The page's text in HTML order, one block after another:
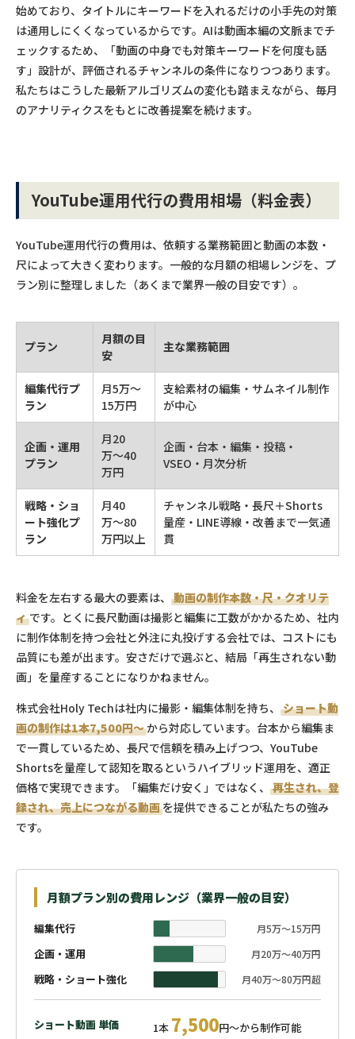
始めており、タイトルにキーワードを入れるだけの小手先の対策
は通用しにくくなっているからです。AIは動画本編の文脈までチ
ェックするため、「動画の中身でも対策キーワードを何度も話
す」設計が、評価されるチャンネルの条件になりつつあります。
私たちはこうした最新アルゴリズムの変化も踏まえながら、毎月
のアナリティクスをもとに改善提案を続けます。
YouTube運用代行の費用相場（料金表）
YouTube運用代行の費用は、依頼する業務範囲と動画の本数・
尺によって大きく変わります。一般的な月額の相場レンジを、プ
ラン別に整理しました（あくまで業界一般の目安です）。
プラン
月額の目
安
主な業務範囲
編集代行プ
ラン
月5万〜
15万円
支給素材の編集・サムネイル制作
が中心
企画・運用
プラン
月20
万〜40
万円
企画・台本・編集・投稿・
VSEO・月次分析
戦略・ショ
ート強化プ
ラン
月40
万〜80
万円以上
チャンネル戦略・長尺＋Shorts
量産・LINE導線・改善まで一気通
貫
料金を左右する最大の要素は、 動画の制作本数・尺・クオリテ
ィ です。とくに長尺動画は撮影と編集に工数がかかるため、社内
に制作体制を持つ会社と外注に丸投げする会社では、コストにも
品質にも差が出ます。安さだけで選ぶと、結局「再生されない動
画」を量産することになりかねません。
株式会社Holy Techは社内に撮影・編集体制を持ち、 ショート動
画の制作は1本7,500円〜から対応しています。台本から編集ま
で一貫しているため、長尺で信頼を積み上げつつ、YouTube
Shortsを量産して認知を取るというハイブリッド運用を、適正
価格で実現できます。「編集だけ安く」ではなく、 再生され、登
録され、売上につながる動画 を提供できることが私たちの強み
です。
月額プラン別の費用レンジ（業界一般の目安）
編集代行 月5万〜15万円
企画・運用 月20万〜40万円
戦略・ショート強化 月40万〜80万円超
ショート動画 単価 1本 7,500円〜から制作可能